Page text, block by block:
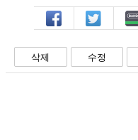
페북 트윗 밴
삭제 수정